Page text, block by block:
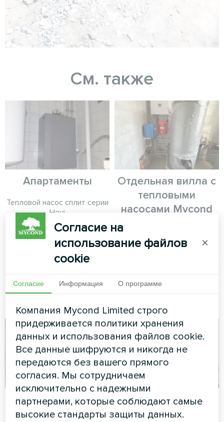
См. также
Апартаменты
Тепловой насос сплит серии
Hevi
Отдельная вилла с
тепловыми
насосами Mycond
Split BeeHeat MHS-
U12BH
отопление и охлаждение
Реабилитационный
медицинский центр
Производственный
цех с
Согласие на
использование файлов
cookie
×
Согласие Информация О программе
Компания Mycond Limited строго
придерживается политики хранения
данных и использования файлов cookie.
Все данные шифруются и никогда не
передаются без вашего прямого
согласия. Мы сотрудничаем
исключительно с надежными
партнерами, которые соблюдают самые
высокие стандарты защиты данных.